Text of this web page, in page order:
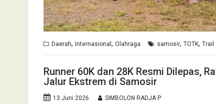
Daerah, Internasional , Olahraga samosir, TOTK, Trail
Runner 60K dan 28K Resmi Dilepas,
Jalur Ekstrem di Samosir
13 Juni 2026 SIMBOLON RADJA P